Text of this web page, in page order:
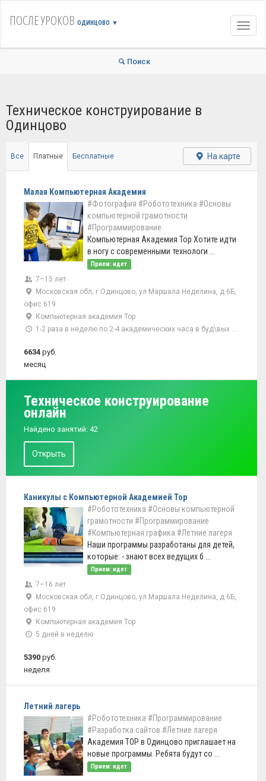
ПОСЛЕ УРОКОВ ОДИНЦОВО ▼
Поиск
Техническое конструирование в
Одинцово
Все Платные Бесплатные На карте
Малая Компьютерная Академия
#Фотография #Робототехника #Основы
компьютерной грамотности
#Программирование
Компьютерная Академия Тор Хотите идти
в ногу с современными технологи ...
Прием: идет
7–15 лет
Московская обл, г Одинцово, ул Маршала Неделина, д 6Б,
офис 619
Компьютерная академия Тор
1-2 раза в неделю по 2-4 академических часа в буд\вых дни
6634 руб.
месяц
Техническое конструирование
онлайн
Найдено занятий: 42
Открыть
Каникулы с Компьютерной Академией Тор
#Робототехника #Основы компьютерной
грамотности #Программирование
#Компьютерная графика #Летние лагеря
Наши программы разработаны для детей,
которые: - знают всех ведущих б ...
Прием: идет
7–16 лет
Московская обл, г Одинцово, ул Маршала Неделина, д 6Б,
офис 619
Компьютерная академия Тор
5 дней в неделю
5390 руб.
неделя
Летний лагерь
#Робототехника #Программирование
#Разработка сайтов #Летние лагеря
Академия TOP в Одинцово приглашает на
новые программы. Ребята будут со ...
Прием: идет